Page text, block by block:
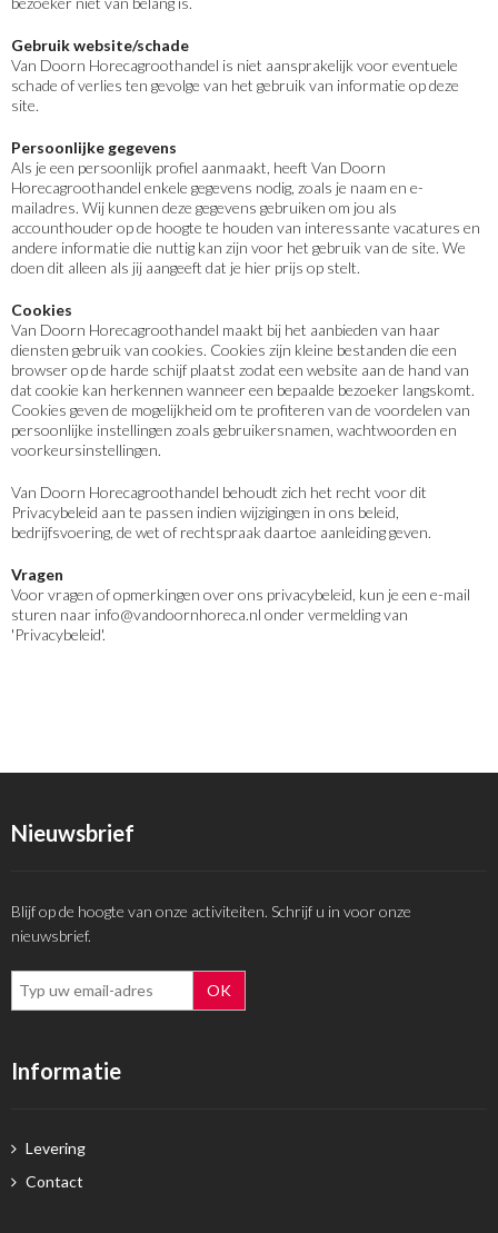
Gebruik website/schade
Van Doorn Horecagroothandel is niet aansprakelijk voor eventuele
schade of verlies ten gevolge van het gebruik van informatie op deze
site.
Persoonlijke gegevens
Als je een persoonlijk profiel aanmaakt, heeft Van Doorn
Horecagroothandel enkele gegevens nodig, zoals je naam en e-
mailadres. Wij kunnen deze gegevens gebruiken om jou als
accounthouder op de hoogte te houden van interessante vacatures en
andere informatie die nuttig kan zijn voor het gebruik van de site. We
doen dit alleen als jij aangeeft dat je hier prijs op stelt.
Cookies
Van Doorn Horecagroothandel maakt bij het aanbieden van haar
diensten gebruik van cookies. Cookies zijn kleine bestanden die een
browser op de harde schijf plaatst zodat een website aan de hand van
dat cookie kan herkennen wanneer een bepaalde bezoeker langskomt.
Cookies geven de mogelijkheid om te profiteren van de voordelen van
persoonlijke instellingen zoals gebruikersnamen, wachtwoorden en
voorkeursinstellingen.
Van Doorn Horecagroothandel behoudt zich het recht voor dit
Privacybeleid aan te passen indien wijzigingen in ons beleid,
bedrijfsvoering, de wet of rechtspraak daartoe aanleiding geven.
Vragen
Voor vragen of opmerkingen over ons privacybeleid, kun je een e-mail
sturen naar info@vandoornhoreca.nl onder vermelding van
'Privacybeleid'.
Nieuwsbrief
Blijf op de hoogte van onze activiteiten. Schrijf u in voor onze
nieuwsbrief.
Informatie
Levering
Contact